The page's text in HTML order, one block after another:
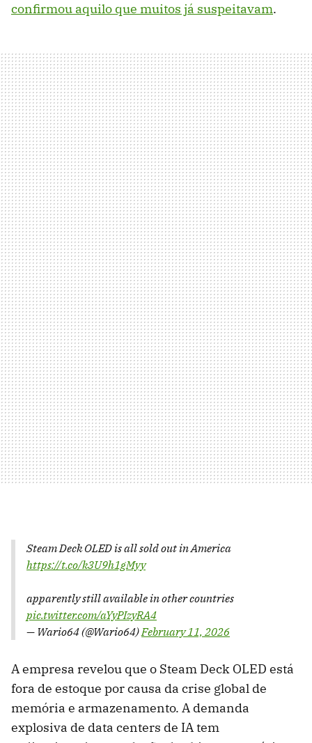
confirmou aquilo que muitos já suspeitavam.
Steam Deck OLED is all sold out in America
https://t.co/k3U9h1gMyy
apparently still available in other countries
pic.twitter.com/aYyPIzyRA4
— Wario64 (@Wario64)February 11, 2026
A empresa revelou que o Steam Deck OLED está
fora de estoque por causa da crise global de
memória e armazenamento. A demanda
explosiva de data centers de IA tem